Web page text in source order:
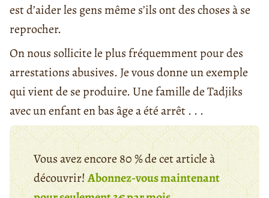
est d’aider les gens même s’ils ont des choses à se
reprocher.
On nous sollicite le plus fréquemment pour des
arrestations abusives. Je vous donne un exemple
qui vient de se produire. Une famille de Tadjiks
avec un enfant en bas âge a été arrêt . . .
Vous avez encore 80 % de cet article à
découvrir!Abonnez-vous maintenant